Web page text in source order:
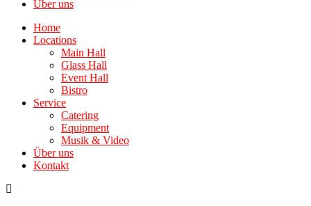
Über uns
Home
Locations
Main Hall
Glass Hall
Event Hall
Bistro
Service
Catering
Equipment
Musik & Video
Über uns
Kontakt